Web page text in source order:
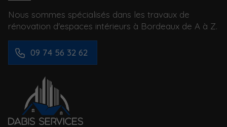
Nous sommes spécialisés dans les travaux de
rénovation d'espaces intérieurs à Bordeaux de A à Z.
09 74 56 32 62